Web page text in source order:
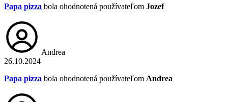
Papa pizza bola ohodnotená používateľom Jozef
Andrea
26.10.2024
Papa pizza bola ohodnotená používateľom Andrea